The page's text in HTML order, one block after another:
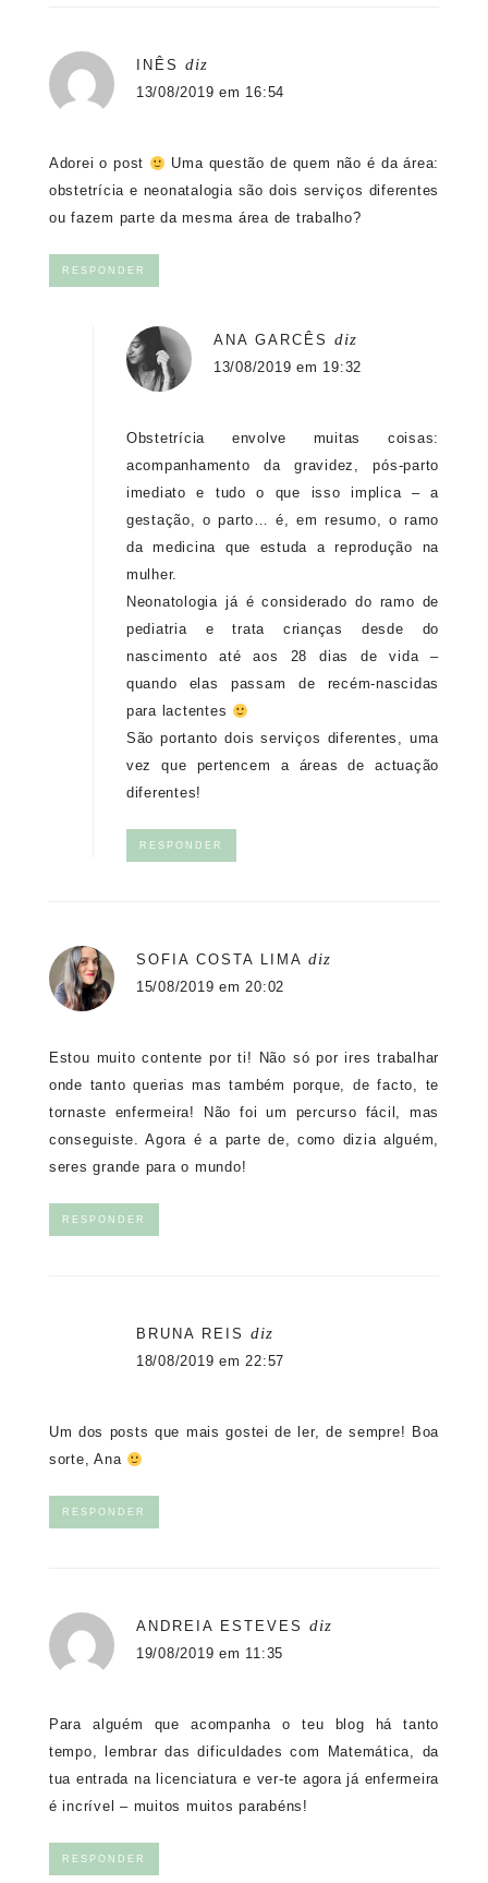
INÊS diz
13/08/2019 em 16:54
Adorei o post
Uma questão de quem não é da área:
obstetrícia e neonatalogia são dois serviços diferentes
ou fazem parte da mesma área de trabalho?
RESPONDER
ANA GARCÊS diz
13/08/2019 em 19:32
Obstetrícia envolve muitas coisas:
acompanhamento da gravidez, pós-parto
imediato e tudo o que isso implica – a
gestação, o parto… é, em resumo, o ramo
da medicina que estuda a reprodução na
mulher.
Neonatologia já é considerado do ramo de
pediatria e trata crianças desde do
nascimento até aos 28 dias de vida –
quando elas passam de recém-nascidas
para lactentes
São portanto dois serviços diferentes, uma
vez que pertencem a áreas de actuação
diferentes!
RESPONDER
SOFIA COSTA LIMA diz
15/08/2019 em 20:02
Estou muito contente por ti! Não só por ires trabalhar
onde tanto querias mas também porque, de facto, te
tornaste enfermeira! Não foi um percurso fácil, mas
conseguiste. Agora é a parte de, como dizia alguém,
seres grande para o mundo!
RESPONDER
BRUNA REIS diz
18/08/2019 em 22:57
Um dos posts que mais gostei de ler, de sempre! Boa
sorte, Ana
RESPONDER
ANDREIA ESTEVES diz
19/08/2019 em 11:35
Para alguém que acompanha o teu blog há tanto
tempo, lembrar das dificuldades com Matemática, da
tua entrada na licenciatura e ver-te agora já enfermeira
é incrível – muitos muitos parabéns!
RESPONDER